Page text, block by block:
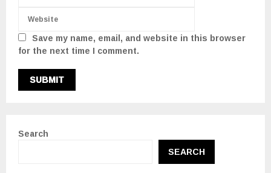
Save my name, email, and website in this browser
for the next time I comment.
Search
SEARCH